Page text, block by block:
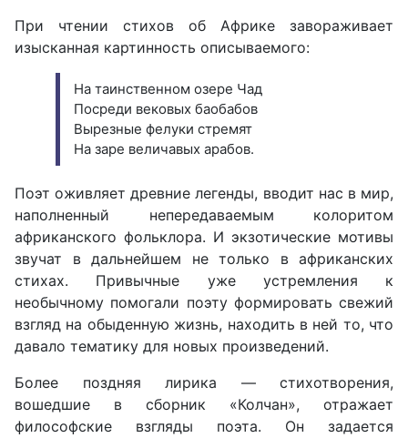
При чтении стихов об Африке завораживает
изысканная картинность описываемого:
На таинственном озере Чад
Посреди вековых баобабов
Вырезные фелуки стремят
На заре величавых арабов.
Поэт оживляет древние легенды, вводит нас в мир,
наполненный непередаваемым колоритом
африканского фольклора. И экзотические мотивы
звучат в дальнейшем не только в африканских
стихах. Привычные уже устремления к
необычному помогали поэту формировать свежий
взгляд на обыденную жизнь, находить в ней то, что
давало тематику для новых произведений.
Более поздняя лирика — стихотворения,
вошедшие в сборник «Колчан», отражает
философские взгляды поэта. Он задается